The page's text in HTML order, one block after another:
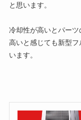
と思います。
冷却性が高いとパー
高いと感じても新型
います。